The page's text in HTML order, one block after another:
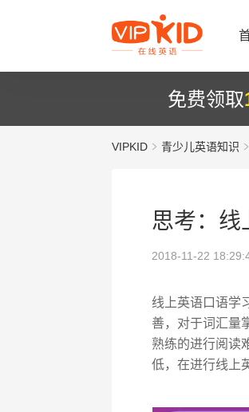
免费领取
VIPKID 青少儿英语知识
思考：线
2018-11-22
线上英语口语学
善，对于词汇量
熟练的进行阅读
低，在进行线上